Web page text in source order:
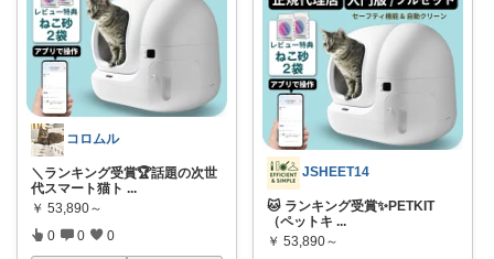
コロムル
＼ランキング受賞🏆話題の次世
代スマート猫ト ...
￥ 53,890～
0 0 0
JSHEET14
🐱 ランキング受賞✨PETKIT
（ペットキ ...
￥ 53,890～